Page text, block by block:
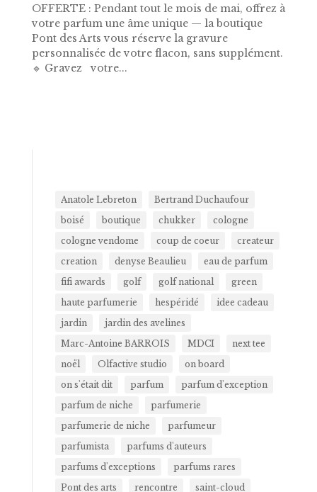
OFFERTE : Pendant tout le mois de mai, offrez à
votre parfum une âme unique — la boutique
Pont des Arts vous réserve la gravure
personnalisée de votre flacon, sans supplément.
🔹 Gravez votre...
Anatole Lebreton
Bertrand Duchaufour
boisé
boutique chukker
cologne
cologne vendome
coup de coeur
createur
creation
denyse Beaulieu
eau de parfum
fifi awards
golf golf national
green
haute parfumerie
hespéridé
idee cadeau
jardin
jardin des avelines
Marc-Antoine BARROIS
MDCI
next tee
noël
Olfactive studio
on board
on s'était dit
parfum
parfum d'exception
parfum de niche
parfumerie
parfumerie de niche
parfumeur
parfumista
parfums d'auteurs
parfums d'exceptions
parfums rares
Pont des arts
rencontre
saint-cloud